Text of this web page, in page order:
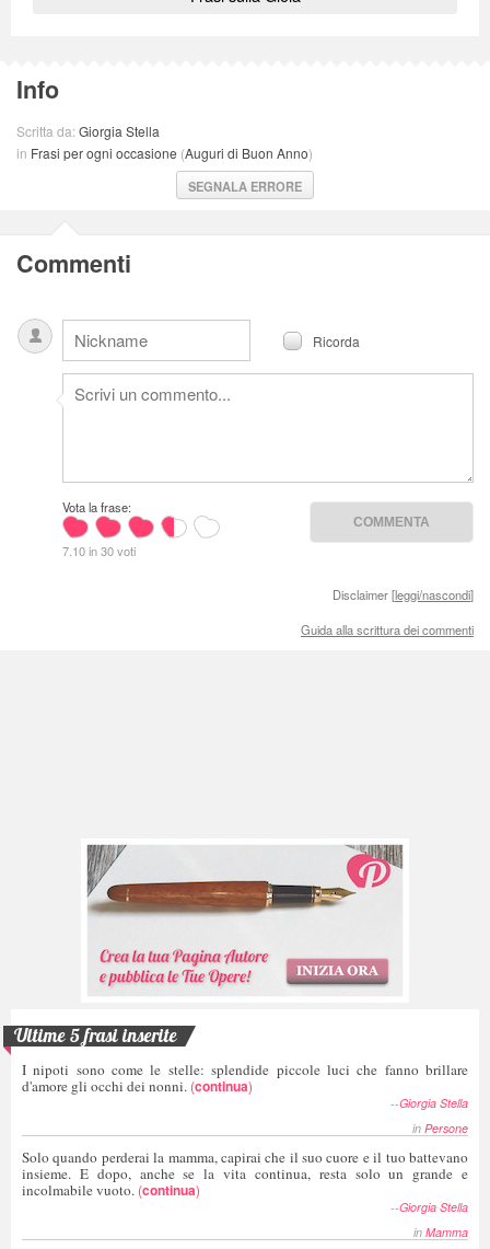
Info
Scritta da:Giorgia Stella
in Frasi per ogni occasione (Auguri di Buon Anno)
SEGNALA ERRORE
Commenti
Ricorda
Vota la frase:
7.10 in 30 voti
Disclaimer [leggi/nascondi]
Guida alla scrittura dei commenti
Ultime 5 frasi inserite
I nipoti sono come le stelle: splendide piccole luci che fanno brillare
d'amore gli occhi dei nonni. (continua)
--Giorgia Stella
in Persone
Solo quando perderai la mamma, capirai che il suo cuore e il tuo battevano
insieme. E dopo, anche se la vita continua, resta solo un grande e
incolmabile vuoto. (continua)
--Giorgia Stella
in Mamma